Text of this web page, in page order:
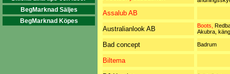
BegMarknad Säljes
BegMarknad Köpes
Assalub AB
Australianlook AB Boots,
Akubra,
Bad concept Badrum
Biltema